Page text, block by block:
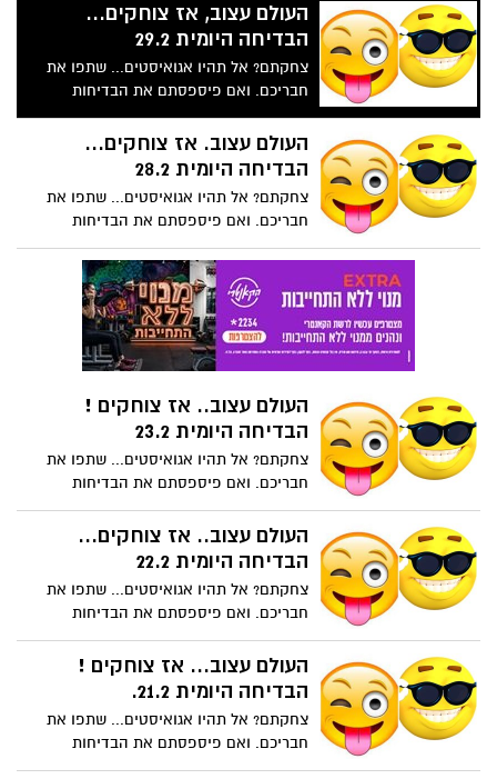
העולם עצוב, אז צוחקים...
הבדיחה היומית 29.2
צחקתם? אל תהיו אגואיסטים... שתפו את
חבריכם. ואם פיספסתם את הבדיחות
הקודמות , דפדפו לאחור כאן או בפייסבוק
של "נס ציונה נט".
העולם עצוב. אז צוחקים...
הבדיחה היומית 28.2
צחקתם? אל תהיו אגואיסטים... שתפו את
חבריכם. ואם פיספסתם את הבדיחות
הקודמות , דפדפו לאחור כאן או בפייסבוק
של "נס ציונה נט".
העולם עצוב.. אז צוחקים !
הבדיחה היומית 23.2
צחקתם? אל תהיו אגואיסטים... שתפו את
חבריכם. ואם פיספסתם את הבדיחות
הקודמות , דפדפו לאחור כאן או בפייסבוק
של "נס ציונה נט".
העולם עצוב.. אז צוחקים...
הבדיחה היומית 22.2
צחקתם? אל תהיו אגואיסטים... שתפו את
חבריכם. ואם פיספסתם את הבדיחות
הקודמות , דפדפו לאחור כאן או בפייסבוק
של "נס ציונה נט".
העולם עצוב... אז צוחקים !
הבדיחה היומית 21.2.
צחקתם? אל תהיו אגואיסטים... שתפו את
חבריכם. ואם פיספסתם את הבדיחות
הקודמות , דפדפו לאחור כאן או בפייסבוק